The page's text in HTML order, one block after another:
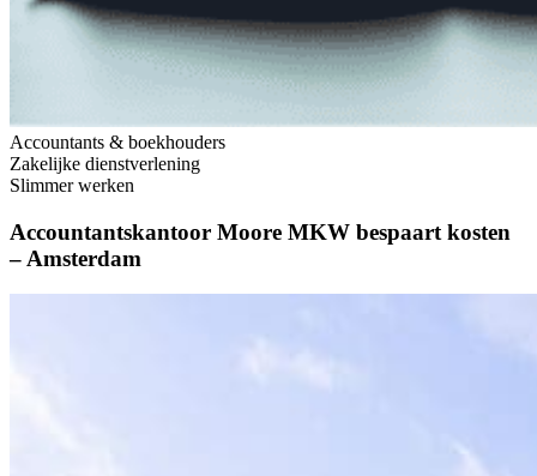
Accountants & boekhouders
Zakelijke dienstverlening
Slimmer werken
Accountantskantoor Moore MKW bespaart kosten
– Amsterdam